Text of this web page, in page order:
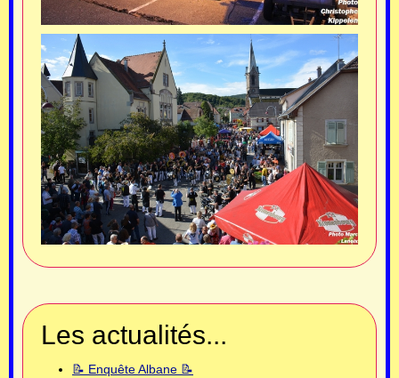
Les actualités...
📝 Enquête Albane 📝